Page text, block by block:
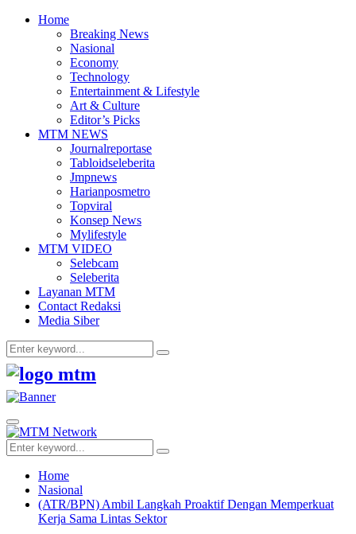
Home
Breaking News
Nasional
Economy
Technology
Entertainment & Lifestyle
Art & Culture
Editor’s Picks
MTM NEWS
Journalreportase
Tabloidseleberita
Jmpnews
Harianposmetro
Topviral
Konsep News
Mylifestyle
MTM VIDEO
Selebcam
Seleberita
Layanan MTM
Contact Redaksi
Media Siber
Search
for:
Search
Facebook
Twitter
Youtube
Primary
Menu
Search
for:
Search
Home
Nasional
(ATR/BPN) Ambil Langkah Proaktif Dengan Memperkuat
Kerja Sama Lintas Sektor